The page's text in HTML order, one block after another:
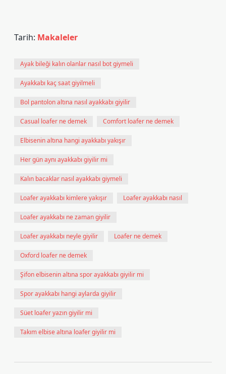
Tarih: Makaleler
Ayak bileği kalın olanlar nasıl bot giymeli
Ayakkabı kaç saat giyilmeli
Bol pantolon altına nasıl ayakkabı giyilir
Casual loafer ne demek Comfort loafer ne demek
Elbisenin altına hangi ayakkabı yakışır
Her gün aynı ayakkabı giyilir mi
Kalın bacaklar nasıl ayakkabı giymeli
Loafer ayakkabı kimlere yakışır Loafer ayakkabı nasıl
Loafer ayakkabı ne zaman giyilir
Loafer ayakkabı neyle giyilir Loafer ne demek
Oxford loafer ne demek
Şifon elbisenin altına spor ayakkabı giyilir mi
Spor ayakkabı hangi aylarda giyilir
Süet loafer yazın giyilir mi
Takım elbise altına loafer giyilir mi